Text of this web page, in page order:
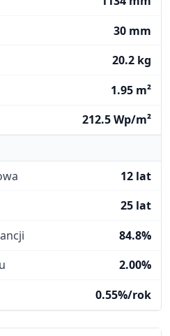
30 mm
20.2 kg
1.95 m²
212.5 Wp/m²
12 lat
25 lat
84.8%
2.00%
0.55%/rok